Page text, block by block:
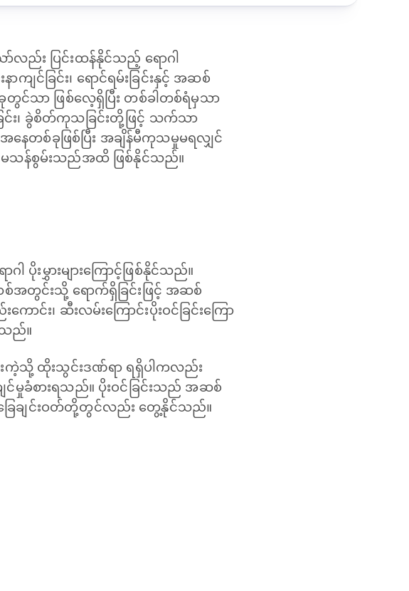
လီယွိုက်ဒိုးဆစ် ပြင်းထန်
Laboratory and
Myanmar, 8
2026 — CLL
is pleased to
the...
HEALTH is delighted to
announce the...
လည်း ပြင်းထန်နိုင်သည့် ရောဂါ
င်ခြင်း၊ ရောင်ရမ်းခြင်းနှင့် အဆစ်
တွင်သာ ဖြစ်လေ့ရှိပြီး တစ်ခါတစ်ရံမှသာ
း၊ ခွဲစိတ်ကုသခြင်းတို့ဖြင့် သက်သာ
ေတစ်ခုဖြစ်ပြီး အချိန်မီကုသမှုမရလျှင်
မသန်စွမ်းသည်အထိ ဖြစ်နိုင်သည်။
ပိုးမွှားများကြောင့်ဖြစ်နိုင်သည်။
စ်အတွင်းသို့ ရောက်ရှိခြင်းဖြင့် အဆစ်
င်း၊ ဆီးလမ်းကြောင်းပိုးဝင်ခြင်းကြော
သည်။
ကဲ့သို့ ထိုးသွင်းဒဏ်ရာ ရရှိပါကလည်း
င်မှုခံစားရသည်။ ပိုးဝင်ခြင်းသည် အဆစ်
င့် ခြေချင်းဝတ်တို့တွင်လည်း တွေ့နိုင်သည်။